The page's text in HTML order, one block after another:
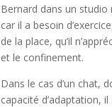
Bernard dans un studio
car il a besoin
de la place, qu’il
et le confinement.
Dans le cas d’un chat,
capacité d’adaptation,